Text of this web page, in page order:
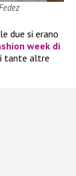
due si erano
week di
tante altre